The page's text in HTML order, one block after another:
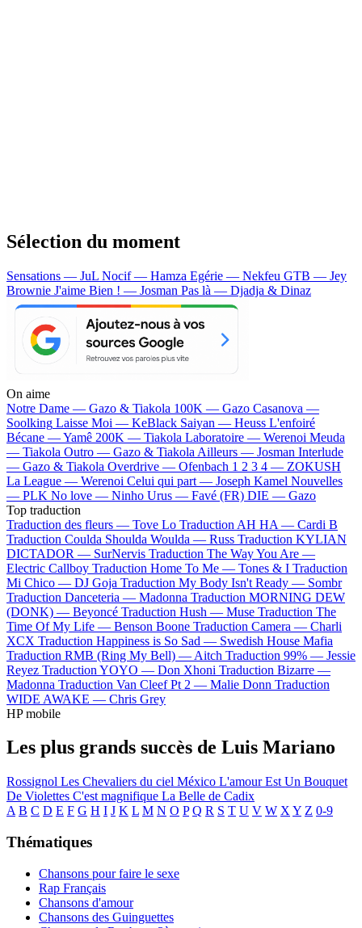
Sélection du moment
Sensations — JuL Nocif — Hamza Egérie — Nekfeu GTB — Jey
Brownie J'aime Bien ! — Josman Pas là — Djadja & Dinaz
On aime
Notre Dame — Gazo & Tiakola 100K — Gazo Casanova —
Soolking Laisse Moi — KeBlack Saiyan — Heuss L'enfoiré
Bécane —Yamê 200K — Tiakola Laboratoire — Werenoi Meuda
— Tiakola Outro — Gazo & Tiakola Ailleurs — Josman Interlude
— Gazo & Tiakola Overdrive — Ofenbach 1 2 3 4 — ZOKUSH
La League — Werenoi Celui qui part — Joseph Kamel Nouvelles
— PLK No love — Ninho Urus — Favé (FR) DIE — Gazo
Top traduction
Traduction des fleurs — Tove Lo Traduction AH HA — Cardi B
Traduction Coulda Shoulda Woulda — Russ Traduction KYLIAN
DICTADOR — SurNervis Traduction The Way You Are —
Electric Callboy Traduction Home To Me — Tones & I Traduction
Mi Chico — DJ Goja Traduction My Body Isn't Ready — Sombr
Traduction Danceteria — Madonna Traduction MORNING DEW
(DONK) — Beyoncé Traduction Hush — Muse Traduction The
Time Of My Life — Benson Boone Traduction Camera — Charli
XCX Traduction Happiness is So Sad — Swedish House Mafia
Traduction RMB (Ring My Bell) — Aitch Traduction 99% — Jessie
Reyez Traduction YOYO — Don Xhoni Traduction Bizarre —
Madonna Traduction Van Cleef Pt 2 — Malie Donn Traduction
WIDE AWAKE — Chris Grey
HP mobile
Les plus grands succès de Luis Mariano
Rossignol Les Chevaliers du ciel México L'amour Est Un Bouquet
De Violettes C'est magnifique La Belle de Cadix
A B C D E F G H I J K L M N O P Q R S T U V W X Y Z 0-9
Thématiques
Chansons pour faire le sexe
Rap Français
Chansons d'amour
Chansons des Guinguettes